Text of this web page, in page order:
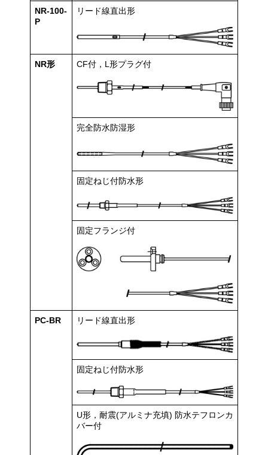
NR-100-
P
リード線直出形
NR形 CF付，L形プラグ付
完全防水防湿形
固定ねじ付防水形
固定フランジ付
PC-BR リード線直出形
固定ねじ付防水形
U形，耐震(アルミナ充填) 防水テフロンカ
バー付